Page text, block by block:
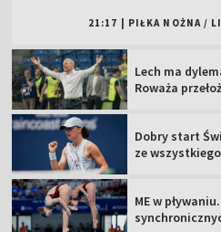
21:17 PIŁKA NOŻNA /
Lech ma
Roważa
Dobry start
ze
ME w